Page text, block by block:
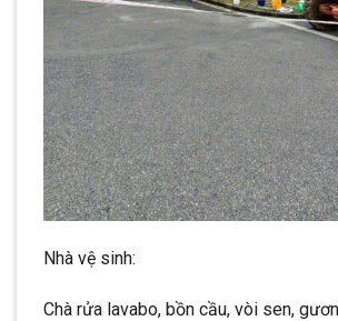
Nhà vệ sinh:
Chà rửa lavabo, bồn cầu, vòi sen,